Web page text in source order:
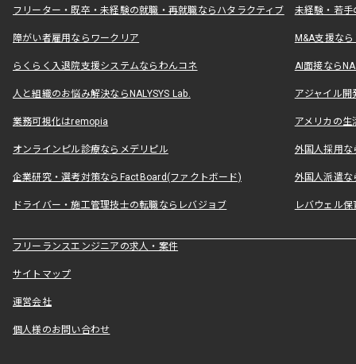
フリーター・既卒・未経験の就職・再就職ならハタラクティブ 未経験・若手
障がい者雇用ならワークリア M&A支援な
らくらく入退院支援システムならわんコネ AI面接なら
人と組織のお悩み解決ならNALYSYS Lab. アジャイル
業務可視化はremopia アメリカの
オンラインピル診療ならメデリピル 外国人採用
企業研究・選考対策ならFactBoard(ファクトボード) 外国人派遣な
ドライバー・施工管理技士の転職ならレバジョブ レバウェル
フリーランスエンジニアの求人・案件
サイトマップ
運営会社
個人様のお問い合わせ